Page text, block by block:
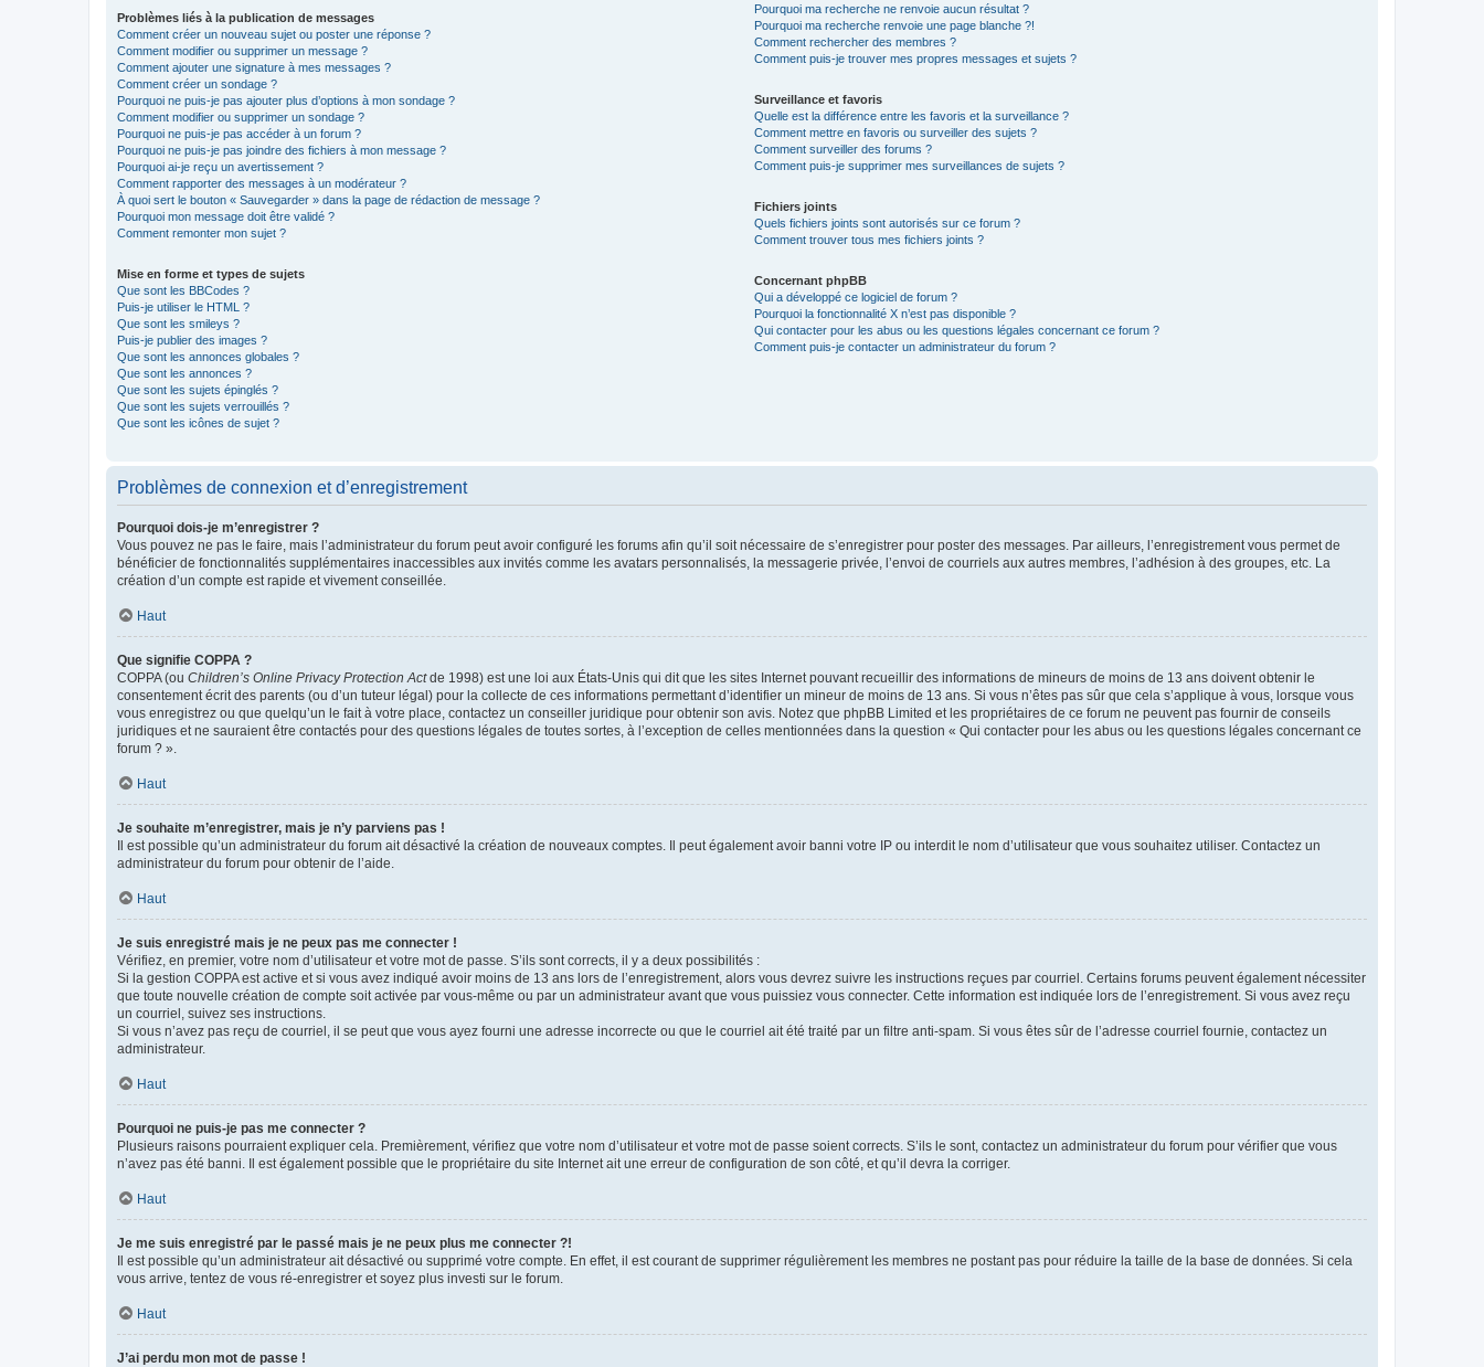
Problèmes liés à la publication de messages
Comment créer un nouveau sujet ou poster une réponse ?
Comment modifier ou supprimer un message ?
Comment ajouter une signature à mes messages ?
Comment créer un sondage ?
Pourquoi ne puis-je pas ajouter plus d’options à mon sondage ?
Comment modifier ou supprimer un sondage ?
Pourquoi ne puis-je pas accéder à un forum ?
Pourquoi ne puis-je pas joindre des fichiers à mon message ?
Pourquoi ai-je reçu un avertissement ?
Comment rapporter des messages à un modérateur ?
À quoi sert le bouton « Sauvegarder » dans la page de rédaction de message ?
Pourquoi mon message doit être validé ?
Comment remonter mon sujet ?
Mise en forme et types de sujets
Que sont les BBCodes ?
Puis-je utiliser le HTML ?
Que sont les smileys ?
Puis-je publier des images ?
Que sont les annonces globales ?
Que sont les annonces ?
Que sont les sujets épinglés ?
Que sont les sujets verrouillés ?
Que sont les icônes de sujet ?
Pourquoi ma recherche ne renvoie aucun résultat ?
Pourquoi ma recherche renvoie une page blanche ?!
Comment rechercher des membres ?
Comment puis-je trouver mes propres messages et sujets ?
Surveillance et favoris
Quelle est la différence entre les favoris et la surveillance ?
Comment mettre en favoris ou surveiller des sujets ?
Comment surveiller des forums ?
Comment puis-je supprimer mes surveillances de sujets ?
Fichiers joints
Quels fichiers joints sont autorisés sur ce forum ?
Comment trouver tous mes fichiers joints ?
Concernant phpBB
Qui a développé ce logiciel de forum ?
Pourquoi la fonctionnalité X n’est pas disponible ?
Qui contacter pour les abus ou les questions légales concernant ce forum ?
Comment puis-je contacter un administrateur du forum ?
Problèmes de connexion et d’enregistrement
Pourquoi dois-je m’enregistrer ?
Vous pouvez ne pas le faire, mais l’administrateur du forum peut avoir configuré les forums afin qu’il soit nécessaire de s’enregistrer pour poster des messages. Par ailleurs, l’enregistrement vous permet de
bénéficier de fonctionnalités supplémentaires inaccessibles aux invités comme les avatars personnalisés, la messagerie privée, l’envoi de courriels aux autres membres, l’adhésion à des groupes, etc. La
création d’un compte est rapide et vivement conseillée.
Haut
Que signifie COPPA ?
COPPA (ou Children’s Online Privacy Protection Actde 1998) est une loi aux États-Unis qui dit que les sites Internet pouvant recueillir des informations de mineurs de moins de 13 ans doivent obtenir le
consentement écrit des parents (ou d’un tuteur légal) pour la collecte de ces informations permettant d’identifier un mineur de moins de 13 ans. Si vous n’êtes pas sûr que cela s’applique à vous, lorsque vous
vous enregistrez ou que quelqu’un le fait à votre place, contactez un conseiller juridique pour obtenir son avis. Notez que phpBB Limited et les propriétaires de ce forum ne peuvent pas fournir de conseils
juridiques et ne sauraient être contactés pour des questions légales de toutes sortes, à l’exception de celles mentionnées dans la question « Qui contacter pour les abus ou les questions légales concernant ce
forum ? ».
Haut
Je souhaite m’enregistrer, mais je n’y parviens pas !
Il est possible qu’un administrateur du forum ait désactivé la création de nouveaux comptes. Il peut également avoir banni votre IP ou interdit le nom d’utilisateur que vous souhaitez utiliser. Contactez un
administrateur du forum pour obtenir de l’aide.
Haut
Je suis enregistré mais je ne peux pas me connecter !
Vérifiez, en premier, votre nom d’utilisateur et votre mot de passe. S’ils sont corrects, il y a deux possibilités :
Si la gestion COPPA est active et si vous avez indiqué avoir moins de 13 ans lors de l’enregistrement, alors vous devrez suivre les instructions reçues par courriel. Certains forums peuvent également nécessiter
que toute nouvelle création de compte soit activée par vous-même ou par un administrateur avant que vous puissiez vous connecter. Cette information est indiquée lors de l’enregistrement. Si vous avez reçu
un courriel, suivez ses instructions.
Si vous n’avez pas reçu de courriel, il se peut que vous ayez fourni une adresse incorrecte ou que le courriel ait été traité par un filtre anti-spam. Si vous êtes sûr de l’adresse courriel fournie, contactez un
administrateur.
Haut
Pourquoi ne puis-je pas me connecter ?
Plusieurs raisons pourraient expliquer cela. Premièrement, vérifiez que votre nom d’utilisateur et votre mot de passe soient corrects. S’ils le sont, contactez un administrateur du forum pour vérifier que vous
n’avez pas été banni. Il est également possible que le propriétaire du site Internet ait une erreur de configuration de son côté, et qu’il devra la corriger.
Haut
Je me suis enregistré par le passé mais je ne peux plus me connecter ?!
Il est possible qu’un administrateur ait désactivé ou supprimé votre compte. En effet, il est courant de supprimer régulièrement les membres ne postant pas pour réduire la taille de la base de données. Si cela
vous arrive, tentez de vous ré-enregistrer et soyez plus investi sur le forum.
Haut
J’ai perdu mon mot de passe !